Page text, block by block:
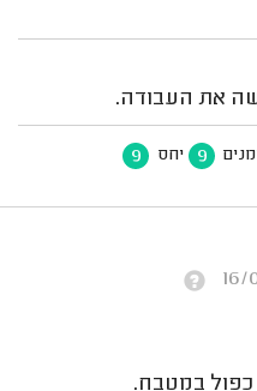
את העבודה.
9 יחס 9
כפול במטבח.